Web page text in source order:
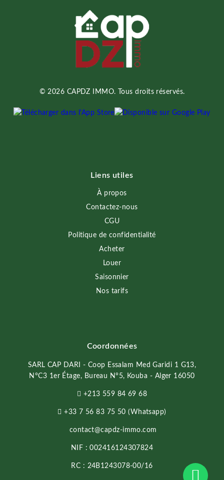
© 2026 CAPDZ IMMO. Tous droits réservés.
Liens utiles
À propos
Contactez-nous
CGU
Politique de confidentialité
Acheter
Louer
Saisonnier
Nos tarifs
Coordonnées
SARL CAP DARI - Coop Essalam Med Garidi 1 G13,
N°C3 1er Étage, Bureau N°5, Kouba - Alger 16050
+213 559 84 69 68
+33 7 56 83 75 50 (Whatsapp)
contact@capdz-immo.com
NIF : 002416124307824
RC : 24B1243078-00/16